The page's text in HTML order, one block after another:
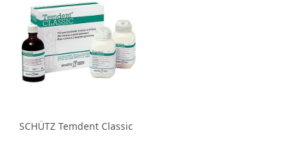
SCHÜTZ Temdent Classic